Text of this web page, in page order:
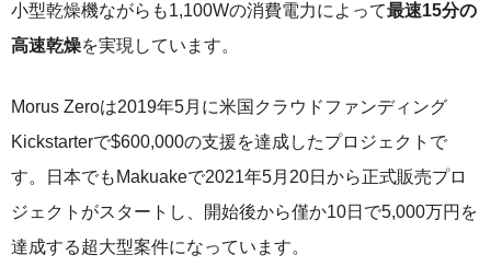
小型乾燥機ながらも1,100Wの消費電力によって最速15分の
高速乾燥を実現しています。
Morus Zeroは2019年5月に米国クラウドファンディング
Kickstarterで$600,000の支援を達成したプロジェクトで
す。日本でもMakuakeで2021年5月20日から正式販売プロ
ジェクトがスタートし、開始後から僅か10日で5,000万円を
達成する超大型案件になっています。